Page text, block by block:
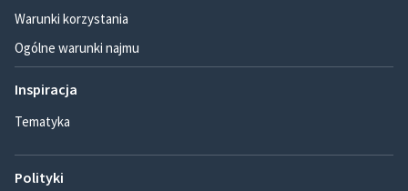
Warunki korzystania
Ogólne warunki najmu
Inspiracja
Tematyka
Polityki